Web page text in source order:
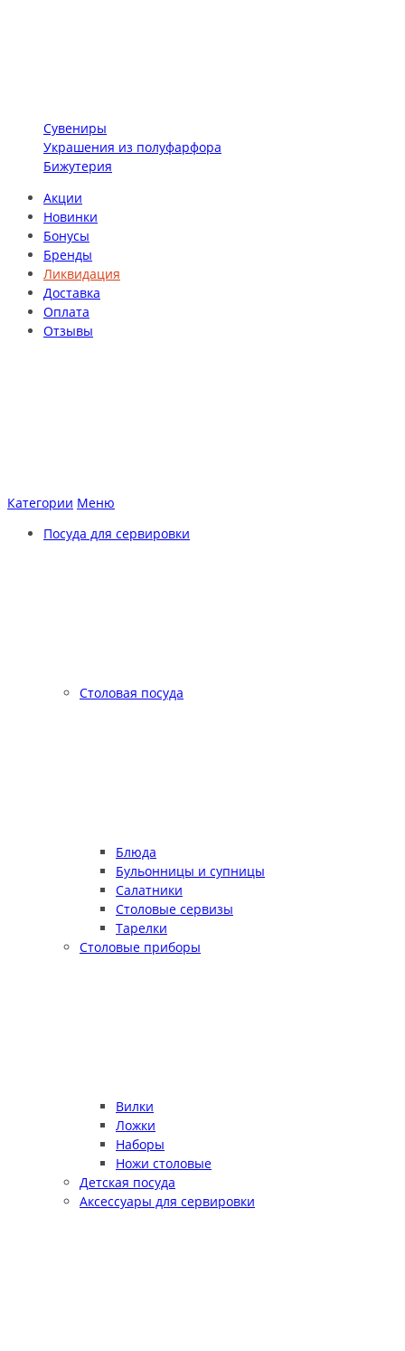
Сувениры
Украшения из полуфарфора
Бижутерия
Акции
Новинки
Бонусы
Бренды
Ликвидация
Доставка
Оплата
Отзывы
Категории Меню
Посуда для сервировки
Столовая посуда
Блюда
Бульонницы и супницы
Салатники
Столовые сервизы
Тарелки
Столовые приборы
Вилки
Ложки
Наборы
Ножи столовые
Детская посуда
Аксессуары для сервировки